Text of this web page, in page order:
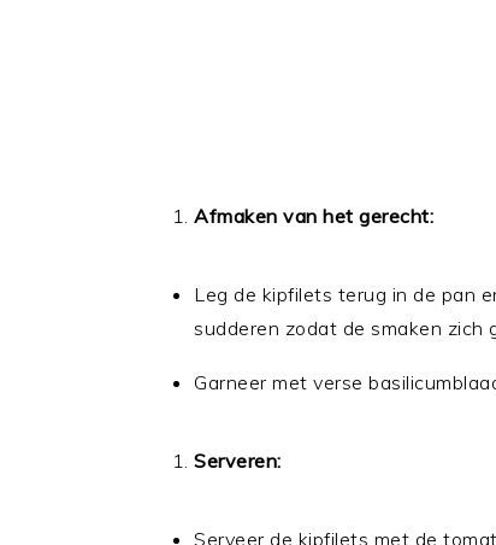
Afmaken van het gerecht:
Leg de kipfilets terug in de pan
sudderen zodat de smaken zich
Garneer met verse
Serveren:
Serveer de kipfilets met de